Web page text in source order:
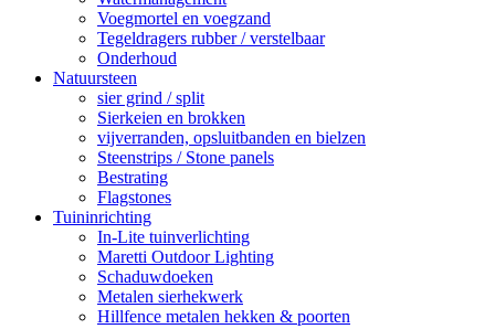
Voegmortel en voegzand
Tegeldragers rubber / verstelbaar
Onderhoud
Natuursteen
sier grind / split
Sierkeien en brokken
vijverranden, opsluitbanden en bielzen
Steenstrips / Stone panels
Bestrating
Flagstones
Tuininrichting
In-Lite tuinverlichting
Maretti Outdoor Lighting
Schaduwdoeken
Metalen sierhekwerk
Hillfence metalen hekken & poorten